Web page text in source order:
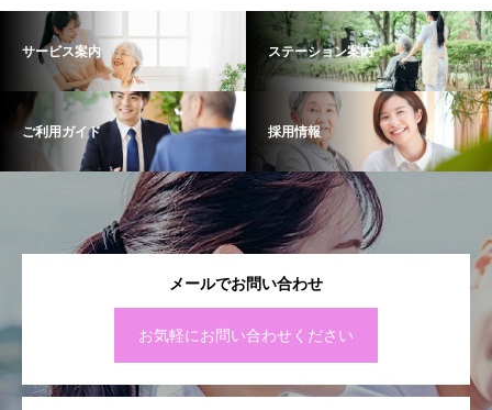
サービス案内 ステーション案内
ご利用ガイド 採用情報
メールでお問い合わせ
お気軽にお問い合わせください